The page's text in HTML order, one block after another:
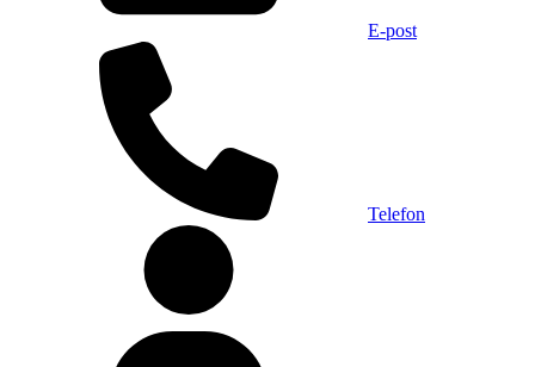
E-post
Telefon